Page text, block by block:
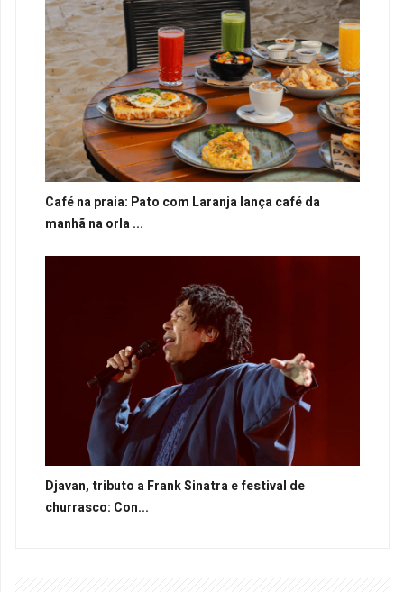
Café na praia: Pato com Laranja lança café da
manhã na orla ...
Djavan, tributo a Frank Sinatra e festival de
churrasco: Con...